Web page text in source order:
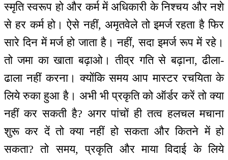
स्मृति स्वरूप हो और कर्म में अधिकारी के निश्चय और नशे
से हर कर्म हो। ऐसे नहीं, अमृतवेले तो इमर्ज रहता है फिर
सारे दिन में मर्ज हो जाता है। नहीं, सदा इमर्ज रूप में रहे।
तो जमा का खाता बढ़ाओ। तीव्र गति से बढ़ाना, ढीला-
ढाला नहीं करना। क्योंकि समय आप मास्टर रचयिता के
लिये रुका हुआ है। अभी भी प्रकृति को ऑर्डर करें तो क्या
नहीं कर सकती है? अगर पांचों ही तत्व हलचल मचाना
शुरू कर दें तो क्या नहीं हो सकता और कितने में हो
सकता? तो समय, प्रकृति और माया विदाई के लिये